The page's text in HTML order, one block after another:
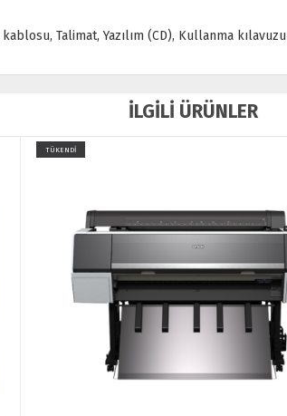
Talimat, Yazılım (CD), Kullanma
İLGİLİ ÜRÜNLER
TÜKENDİ